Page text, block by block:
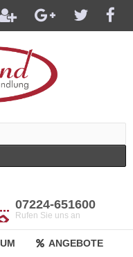
07224-651600
Rufen Sie uns an
ANGEBOTE